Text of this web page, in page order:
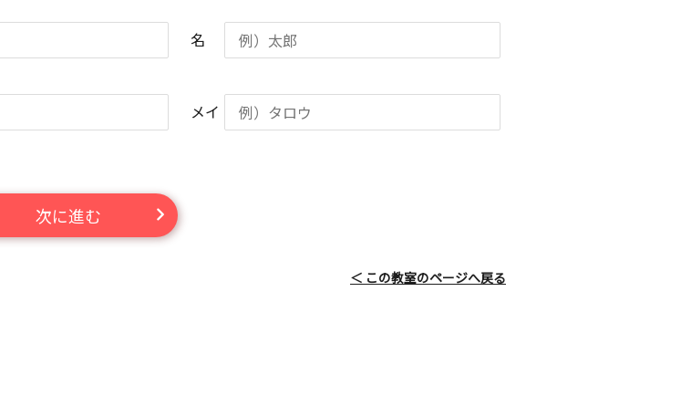
名
メイ
次に進む
＜ この教室のページへ戻る